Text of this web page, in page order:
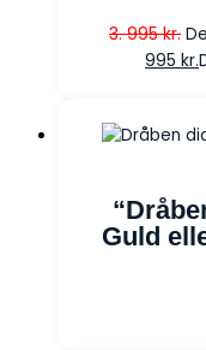
3. 995kr.
995 kr.
Guld